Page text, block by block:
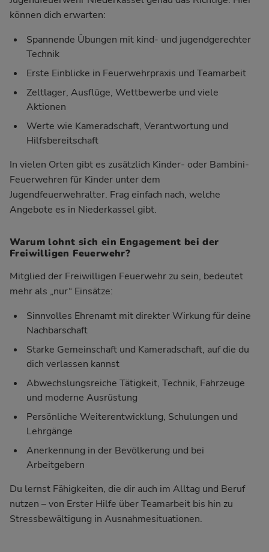
können dich erwarten:
Spannende Übungen mit kind- und jugendgerechter
Technik
Erste Einblicke in Feuerwehrpraxis und Teamarbeit
Zeltlager, Ausflüge, Wettbewerbe und viele
Aktionen
Werte wie Kameradschaft, Verantwortung und
Hilfsbereitschaft
In vielen Orten gibt es zusätzlich Kinder- oder Bambini-
Feuerwehren für Kinder unter dem
Jugendfeuerwehralter. Frag einfach nach, welche
Angebote es in Niederkassel gibt.
Warum lohnt sich ein Engagement bei der
Freiwilligen Feuerwehr?
Mitglied der Freiwilligen Feuerwehr zu sein, bedeutet
mehr als „nur“ Einsätze:
Sinnvolles Ehrenamt mit direkter Wirkung für deine
Nachbarschaft
Starke Gemeinschaft und Kameradschaft, auf die du
dich verlassen kannst
Abwechslungsreiche Tätigkeit, Technik, Fahrzeuge
und moderne Ausrüstung
Persönliche Weiterentwicklung, Schulungen und
Lehrgänge
Anerkennung in der Bevölkerung und bei
Arbeitgebern
Du lernst Fähigkeiten, die dir auch im Alltag und Beruf
nutzen – von Erster Hilfe über Teamarbeit bis hin zu
Stressbewältigung in Ausnahmesituationen.